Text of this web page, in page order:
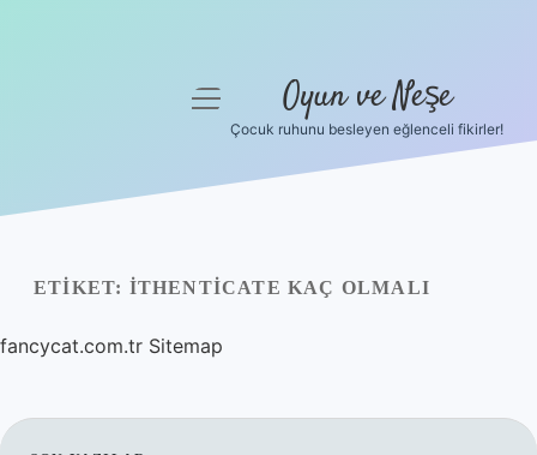
Yasal Uyarı
Hakkımızda
menüyü
Oyun ve Neşe
Çocuk ruhunu besleyen eğlenceli fikirler!
ETIKET: ITHENTICATE KAÇ OLMALI
fancycat.com.tr Sitemap